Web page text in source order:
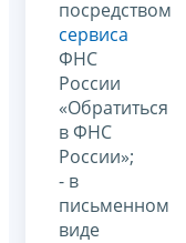
посредством
сервиса
ФНС
России
«Обратиться
в ФНС
России»;
- в
письменном
виде